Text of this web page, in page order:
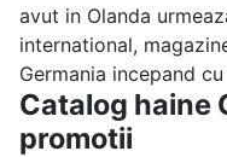
avut in Olanda
international,
Germania incepand cu
Catalog haine
promotii